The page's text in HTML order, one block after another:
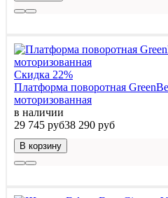
Скидка 22%
Платформа поворотная
моторизованная
в наличии
29 745 руб38 290 руб
В корзину